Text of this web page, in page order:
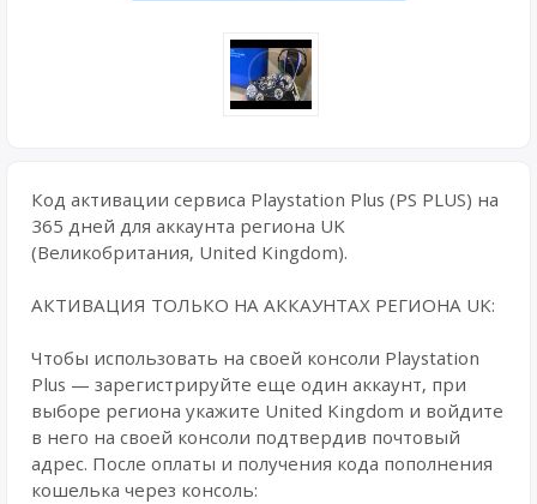
Код активации сервиса Playstation Plus (PS PLUS) на
365 дней для аккаунта региона UK
(Великобритания, United Kingdom).
АКТИВАЦИЯ ТОЛЬКО НА АККАУНТАХ РЕГИОНА UK:
Чтобы использовать на своей консоли Playstation
Plus — зарегистрируйте еще один аккаунт, при
выборе региона укажите United Kingdom и войдите
в него на своей консоли подтвердив почтовый
адрес. После оплаты и получения кода пополнения
кошелька через консоль: